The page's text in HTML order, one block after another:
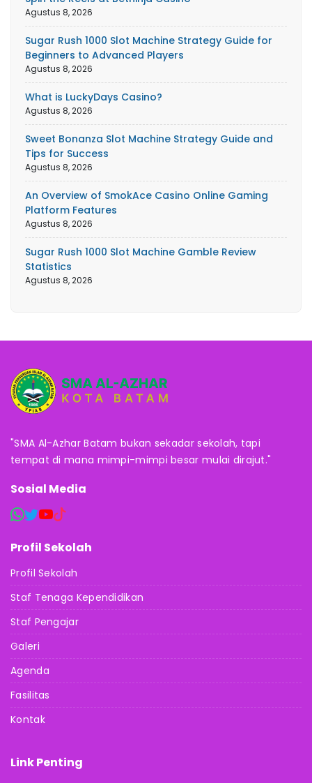
Agustus 8, 2026
Sugar Rush 1000 Slot Machine Strategy Guide for
Beginners to Advanced Players
Agustus 8, 2026
What is LuckyDays Casino?
Agustus 8, 2026
Sweet Bonanza Slot Machine Strategy Guide and
Tips for Success
Agustus 8, 2026
An Overview of SmokAce Casino Online Gaming
Platform Features
Agustus 8, 2026
Sugar Rush 1000 Slot Machine Gamble Review
Statistics
Agustus 8, 2026
"SMA Al-Azhar Batam bukan sekadar sekolah, tapi
tempat di mana mimpi-mimpi besar mulai dirajut."
Sosial Media
Profil Sekolah
Profil Sekolah
Staf Tenaga Kependidikan
Staf Pengajar
Galeri
Agenda
Fasilitas
Kontak
Link Penting